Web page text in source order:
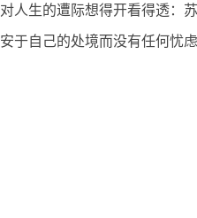
对人生的遭际想得开看得透：
安于自己的处境而没有任何忧